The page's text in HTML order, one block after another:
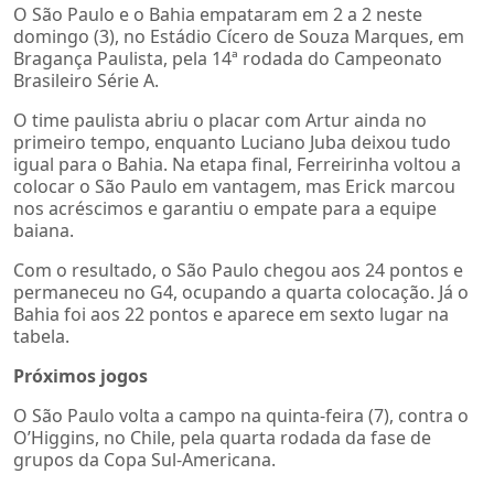
O São Paulo e o Bahia empataram em 2 a 2 neste
domingo (3), no Estádio Cícero de Souza Marques, em
Bragança Paulista, pela 14ª rodada do Campeonato
Brasileiro Série A.
O time paulista abriu o placar com Artur ainda no
primeiro tempo, enquanto Luciano Juba deixou tudo
igual para o Bahia. Na etapa final, Ferreirinha voltou a
colocar o São Paulo em vantagem, mas Erick marcou
nos acréscimos e garantiu o empate para a equipe
baiana.
Com o resultado, o São Paulo chegou aos 24 pontos e
permaneceu no G4, ocupando a quarta colocação. Já o
Bahia foi aos 22 pontos e aparece em sexto lugar na
tabela.
Próximos jogos
O São Paulo volta a campo na quinta-feira (7), contra o
O’Higgins, no Chile, pela quarta rodada da fase de
grupos da Copa Sul-Americana.